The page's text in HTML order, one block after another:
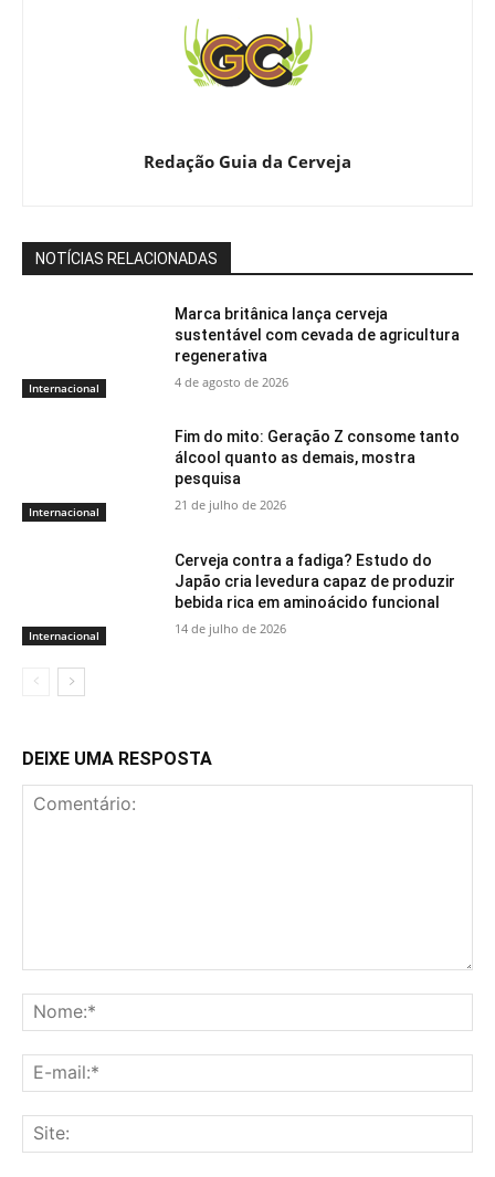
Redação Guia da Cerveja
NOTÍCIAS RELACIONADAS
Internacional
Marca britânica lança cerveja
sustentável com cevada de agricultura
regenerativa
4 de agosto de 2026
Internacional
Fim do mito: Geração Z consome tanto
álcool quanto as demais, mostra
pesquisa
21 de julho de 2026
Internacional
Cerveja contra a fadiga? Estudo do
Japão cria levedura capaz de produzir
bebida rica em aminoácido funcional
14 de julho de 2026
DEIXE UMA RESPOSTA